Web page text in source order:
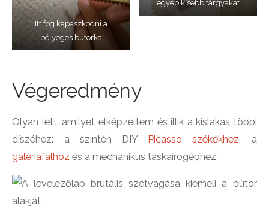
Itt fog kapaszkodni a
bélyeges bútorka
egyéb kisebb tárgyakat
Végeredmény
Olyan lett, amilyet elképzeltem és illik a kislakás többi
díszéhez: a szintén DIY Picasso székekhez, a
galériafalhoz és a mechanikus táskaírógéphez.